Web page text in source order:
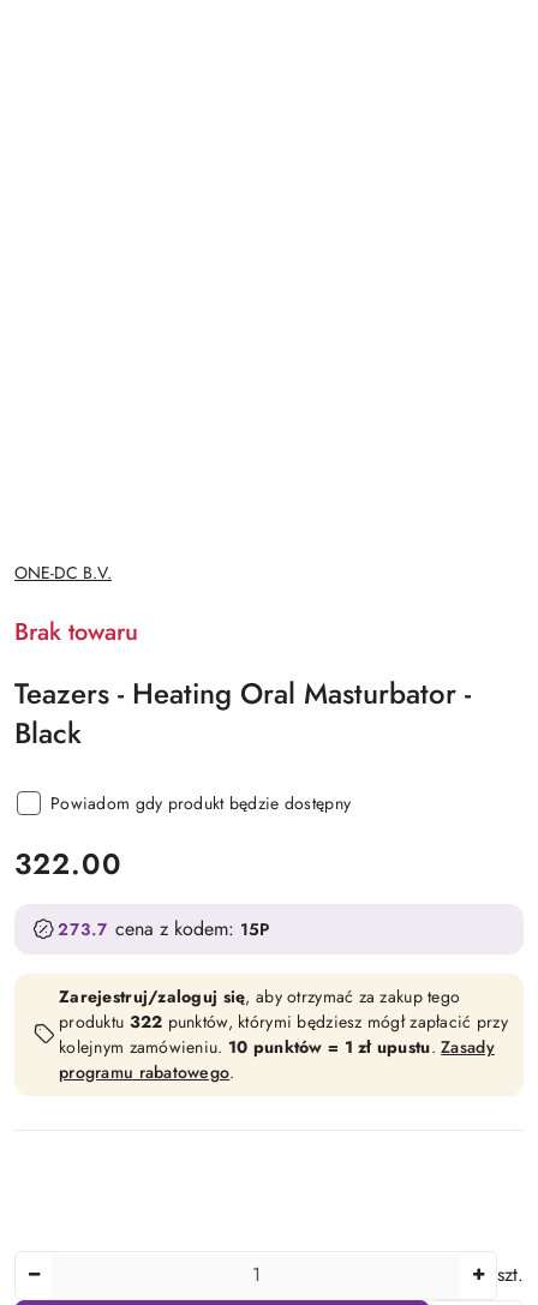
NAZWA
PRODUCENTA:
ONE-DC B.V.
Brak towaru
Teazers - Heating Oral Masturbator -
Black
Powiadom gdy produkt będzie dostępny
cena:
322.00
273.7 cena z kodem: 15P
Zarejestruj/zaloguj się, aby otrzymać za zakup tego
produktu 322 punktów, którymi będziesz mógł zapłacić przy
kolejnym zamówieniu. 10 punktów = 1 zł upustu.Zasady
programu rabatowego.
szt.